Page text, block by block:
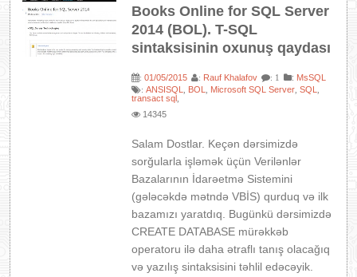
Books Online for SQL Server
2014 (BOL). T-SQL
sintaksisinin oxunuş qaydası
:01/05/2015 : Rauf Khalafov : 1 : MsSQL
:ANSISQL BOL Microsoft SQL Server ,SQL
transact sql
14345
Salam Dostlar. Keçən dərsimizdə
sorğularla işləmək üçün Verilənlər
Bazalarının İdarəetmə Sistemini
(gələcəkdə mətndə VBİS) qurduq və ilk
bazamızı yaratdıq. Bugünkü dərsimizdə
CREATE DATABASE mürəkkəb
operatoru ilə daha ətraflı tanış olacağıq
və yazılış sintaksisini təhlil edəcəyik.